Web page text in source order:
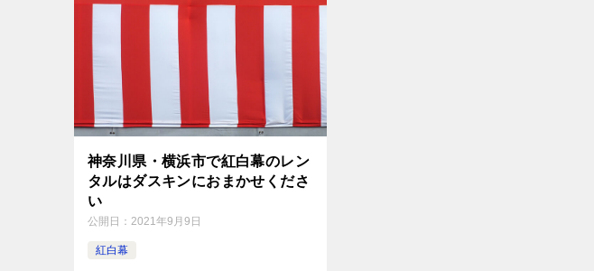
神奈川県・横浜市で紅白幕のレン
タルはダスキンにおまかせくださ
い
公開日： 2021年9月9日
紅白幕